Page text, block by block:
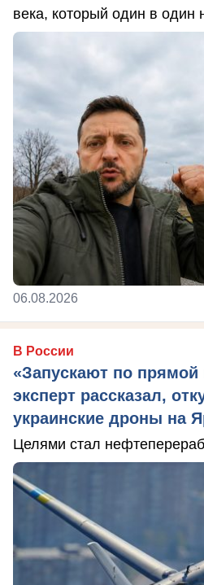
века, который один в один
06.08.2026
В России
«Запускают по прямой
эксперт рассказал,
украинские дроны на
Целями стал